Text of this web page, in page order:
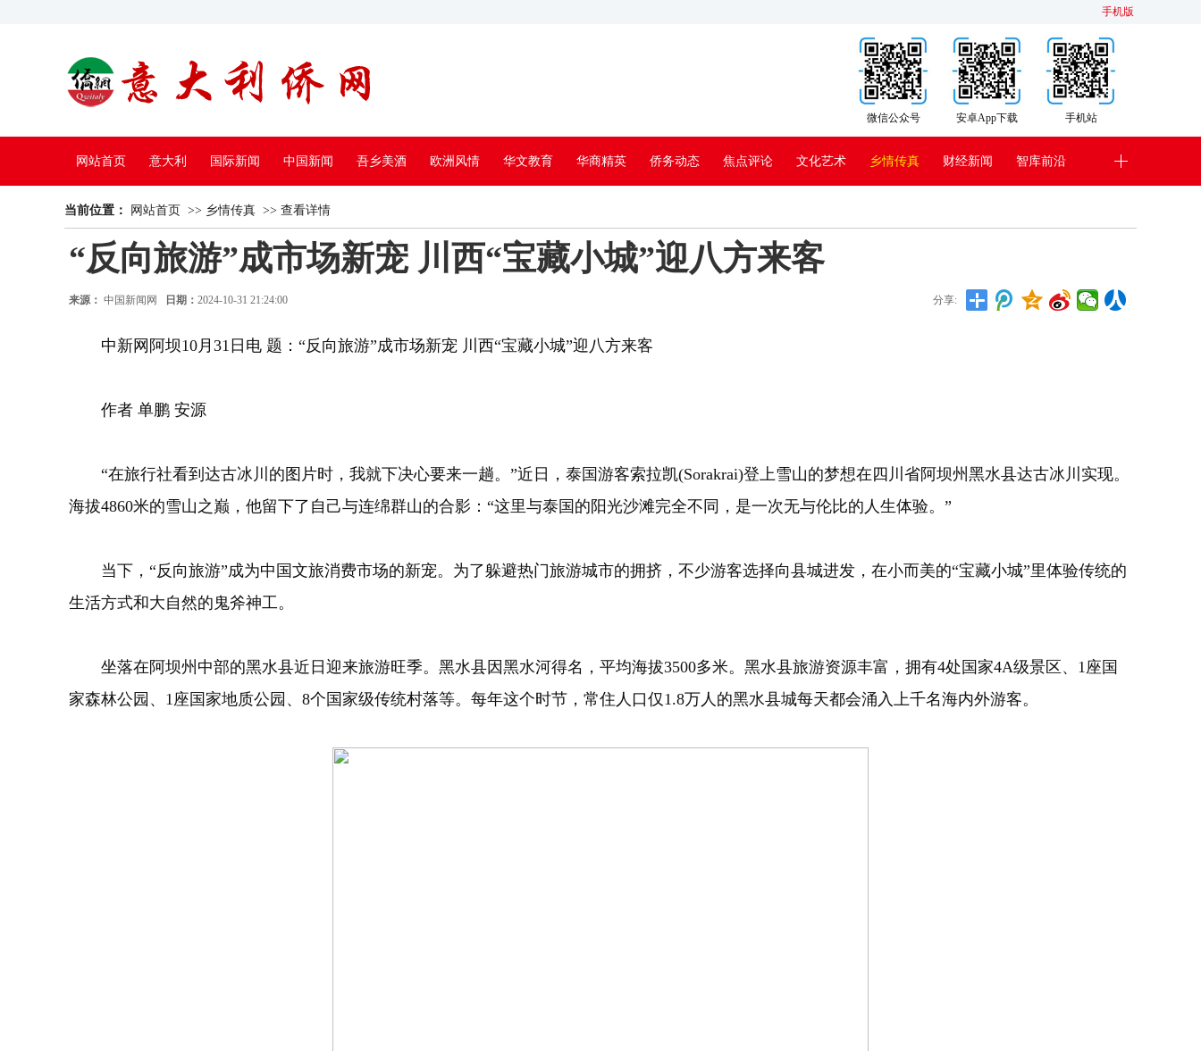
手机版
手机站
安卓App下载
微信公众号
网站首页 意大利 国际新闻 中国新闻 吾乡美酒 欧洲风情 华文教育 华商精英 侨务动态 焦点评论 文化艺术 乡情传真 财经新闻 智库前沿
中国电视
当前位置： 网站首页 >> 乡情传真 >> 查看详情
“反向旅游”成市场新宠 川西“宝藏小城”迎八方来客
来源： 中国新闻网 日期： 2024-10-31 21:24:00 分享:
中新网阿坝10月31日电 题：“反向旅游”成市场新宠 川西“宝藏小城”迎八方来客
作者 单鹏 安源
“在旅行社看到达古冰川的图片时，我就下决心要来一趟。”近日，泰国游客索拉凯(Sorakrai)登上雪山的梦想在四川省阿坝州黑水县达古冰川实现。
海拔4860米的雪山之巅，他留下了自己与连绵群山的合影：“这里与泰国的阳光沙滩完全不同，是一次无与伦比的人生体验。”
当下，“反向旅游”成为中国文旅消费市场的新宠。为了躲避热门旅游城市的拥挤，不少游客选择向县城进发，在小而美的“宝藏小城”里体验传统的
生活方式和大自然的鬼斧神工。
坐落在阿坝州中部的黑水县近日迎来旅游旺季。黑水县因黑水河得名，平均海拔3500多米。黑水县旅游资源丰富，拥有4处国家4A级景区、1座国
家森林公园、1座国家地质公园、8个国家级传统村落等。每年这个时节，常住人口仅1.8万人的黑水县城每天都会涌入上千名海内外游客。